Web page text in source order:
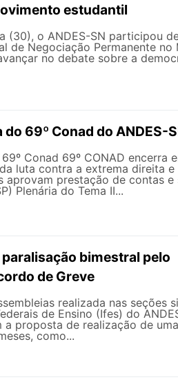
estudantil
(30), o ANDES-SN participou
de Negociação Permanente no
no debate sobre a
69º Conad do ANDES-
Conad 69º CONAD encerra
luta contra a extrema direita e
aprovam prestação de contas e
Plenária do Tema II...
bimestral pelo
de Greve
realizada nas seções
de Ensino (Ifes) do
proposta de realização de
como...